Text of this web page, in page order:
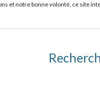
et notre bonne volonté, ce site